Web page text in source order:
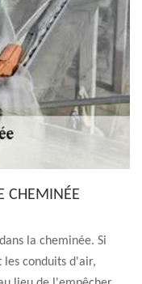
CHEMINÉE
la cheminée. Si
les conduits d'air,